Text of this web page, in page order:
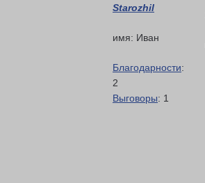
Starozhil
имя: Иван
Благодарности:
2
Выговоры: 1